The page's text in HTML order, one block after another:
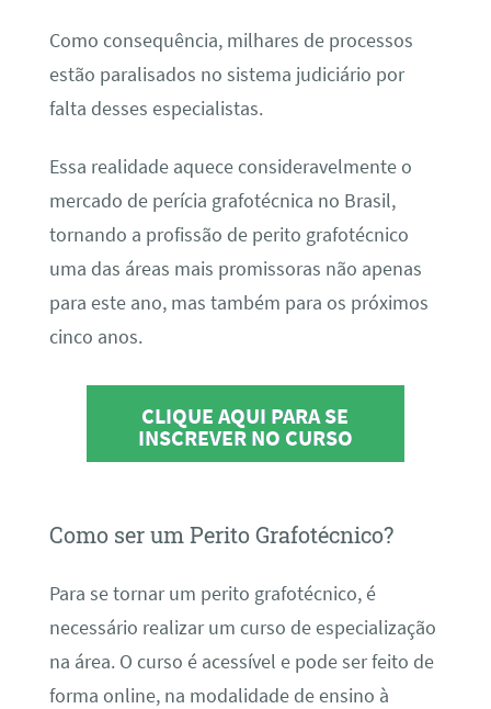
Como consequência, milhares de processos
estão paralisados no sistema judiciário por
falta desses especialistas.
Essa realidade aquece consideravelmente o
mercado de perícia grafotécnica no Brasil,
tornando a profissão de perito grafotécnico
uma das áreas mais promissoras não apenas
para este ano, mas também para os próximos
cinco anos.
CLIQUE AQUI PARA SE
INSCREVER NO CURSO
Como ser um Perito Grafotécnico?
Para se tornar um perito grafotécnico, é
necessário realizar um curso de especialização
na área. O curso é acessível e pode ser feito de
forma online, na modalidade de ensino à